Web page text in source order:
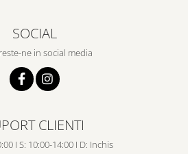
SOCIAL
ne in social media
CLIENTI
I S: 10:00-14:00 I D: Inchis